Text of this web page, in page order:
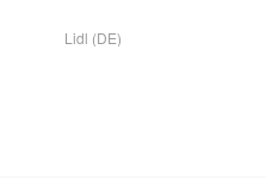
Lidl (DE)